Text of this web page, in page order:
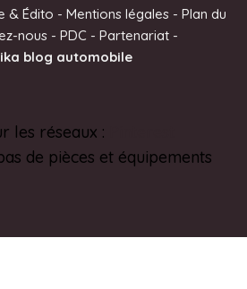
& Édito - Mentions légales - Plan du
nous - PDC - Partenariat -
blog automobile
les réseaux :
de pièces et équipements